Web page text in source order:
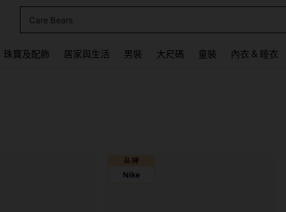
Care Bears
珠寶及配飾 居家與生活 男裝 大尺碼 童裝 內衣 & 睡衣